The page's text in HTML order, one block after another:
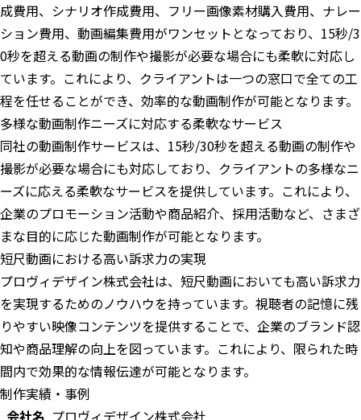
成費用、シナリオ作成費用、フリー画像素材購入費用、ナレー
ション費用、動画編集費用がワンセットとなっており、15秒/3
0秒を超える動画の制作や撮影が必要な場合にも柔軟に対応し
ています。これにより、クライアントは一つの窓口で全ての工
程を任せることができ、効率的な動画制作が可能となります。
多様な動画制作ニーズに対応する柔軟なサービス
同社の動画制作サービスは、15秒/30秒を超える動画の制作や
撮影が必要な場合にも対応しており、クライアントの多様なニ
ーズに応える柔軟なサービスを提供しています。これにより、
企業のプロモーション活動や商品紹介、採用活動など、さまざ
まな目的に応じた動画制作が可能となります。
短尺動画における高い訴求力の実現
プロヴィデザイン株式会社は、短尺動画においても高い訴求力
を実現するためのノウハウを持っています。視聴者の記憶に残
りやすい映像コンテンツを提供することで、企業のブランド認
知や商品理解の向上を図っています。これにより、限られた時
間内で効果的な情報伝達が可能となります。
制作実績・事例
会社名 プロヴィデザイン株式会社